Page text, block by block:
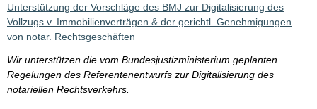
Unterstützung der Vorschläge des BMJ zur Digitalisierung des
Vollzugs v. Immobilienverträgen & der gerichtl. Genehmigungen
von notar. Rechtsgeschäften
Wir unterstützen die vom Bundesjustizministerium geplanten
Regelungen des Referentenentwurfs zur Digitalisierung des
notariellen Rechtsverkehrs.